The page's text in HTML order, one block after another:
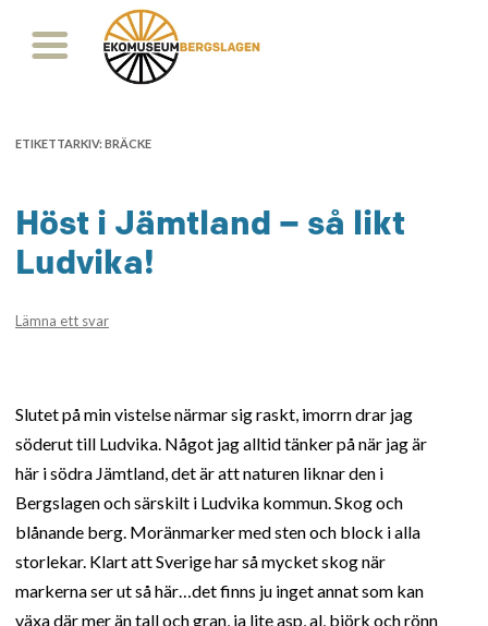
ETIKETTARKIV: BRÄCKE
Höst i Jämtland – så likt
Ludvika!
Lämna ett svar
Slutet på min vistelse närmar sig raskt, imorrn drar jag
söderut till Ludvika. Något jag alltid tänker på när jag är
här i södra Jämtland, det är att naturen liknar den i
Bergslagen och särskilt i Ludvika kommun. Skog och
blånande berg. Moränmarker med sten och block i alla
storlekar. Klart att Sverige har så mycket skog när
markerna ser ut så här…det finns ju inget annat som kan
växa där mer än tall och gran, ja lite asp, al, björk och rönn